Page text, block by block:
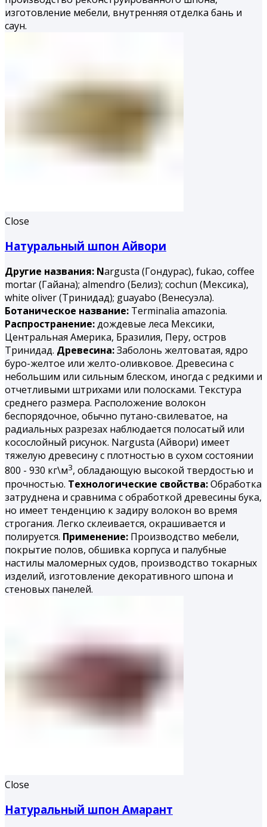
изготовление мебели, внутренняя отделка бань и
саун.
Close
Натуральный шпон Айвори
Другие названия: Nargusta (Гондурас), fukao, coffee
mortar (Гайана); almendro (Белиз); cochun (Мексика),
white oliver (Тринидад); guayabo (Венесуэла).
Ботаническое название: Terminalia amazonia.
Распространение:дождевые леса Мексики,
Центральная Америка, Бразилия, Перу, остров
Тринидад. Древесина:Заболонь желтоватая, ядро
буро-желтое или желто-оливковое. Древесина с
небольшим или сильным блеском, иногда с редкими и
отчетливыми штрихами или полосками. Текстура
среднего размера. Расположение волокон
беспорядочное, обычно путано-свилеватое, на
радиальных разрезах наблюдается полосатый или
косослойный рисунок. Nargusta (Айвори) имеет
тяжелую древесину с плотностью в сухом состоянии
800 - 930 кг\м3, обладающую высокой твердостью и
прочностью. Технологические свойства:Обработка
затруднена и сравнима с обработкой древесины бука,
но имеет тенденцию к задиру волокон во время
строгания. Легко склеивается, окрашивается и
полируется. Применение: Производство мебели,
покрытие полов, обшивка корпуса и палубные
настилы маломерных судов, производство токарных
изделий, изготовление декоративного шпона и
стеновых панелей.
Close
Натуральный шпон Амарант